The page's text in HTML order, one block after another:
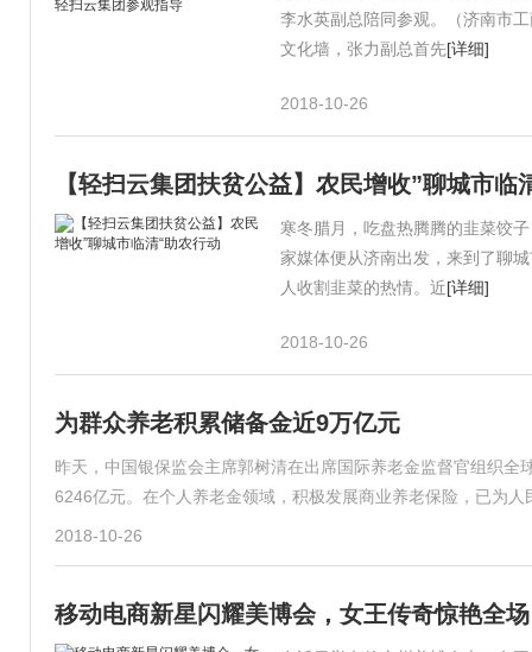
李水英副总陪同参观。（济南市
文化墙，张力副总首先[详细]
2018-10-26
【轻扫云集团扶贫公益】农民增收”聊城市临
寒冬腊月，吃盘热腾腾的韭菜饺
家媒体便从济南出发，来到了聊
人收割韭菜的热情。近[详细]
2018-10-26
为群众养老积累储备金近9万亿元
昨天，中国银保监会主席郭树清在出席国际养老金监督官组织
6246亿元。在个人养老金领域，积极发展商业养老保险，已为
2018-10-26
移动电商新星闪耀美博会，女王传奇惊艳全场